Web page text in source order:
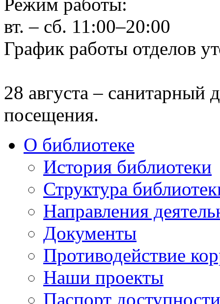
вт. – сб. 11:00–20:00
График работы отделов
28 августа – санитарный
посещения.
О библиотеке
История библиотеки
Структура
Направления
Документы
Противодействие
Наши проекты
Паспорт доступности